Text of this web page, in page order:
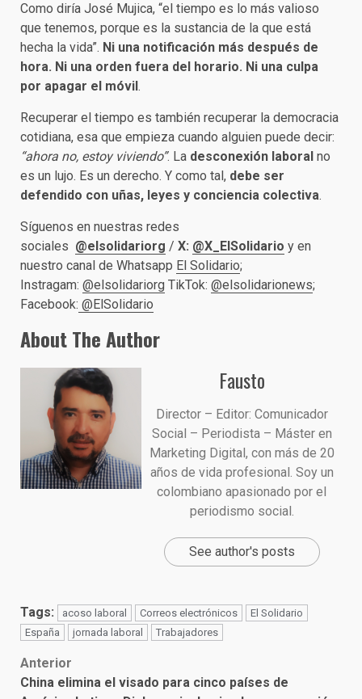
Como diría José Mujica, “el tiempo es lo más valioso
que tenemos, porque es la sustancia de la que está
hecha la vida”. Ni una notificación más después de
hora. Ni una orden fuera del horario. Ni una culpa
por apagar el móvil.
Recuperar el tiempo es también recuperar la democracia
cotidiana, esa que empieza cuando alguien puede decir:
“ahora no, estoy viviendo”. La desconexión laboral no
es un lujo. Es un derecho. Y como tal, debe ser
defendido con uñas, leyes y conciencia colectiva.
Síguenos en nuestras redes
sociales @elsolidariorg / X: @X_ElSolidario y en
nuestro canal de Whatsapp El Solidario;
Instragam: @elsolidariorg TikTok: @elsolidarionews;
Facebook: @ElSolidario
About The Author
Fausto
Director – Editor: Comunicador
Social – Periodista – Máster en
Marketing Digital, con más de 20
años de vida profesional. Soy un
colombiano apasionado por el
periodismo social.
See author's posts
Tags: acoso laboral Correos electrónicos
El Solidario
España
jornada laboral Trabajadores
Post
Anterior
China elimina el visado para cinco países de